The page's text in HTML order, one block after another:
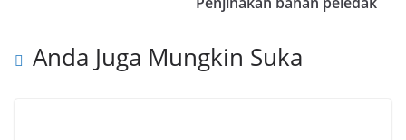
Anda Juga Mungkin Suka